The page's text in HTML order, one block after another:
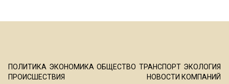
ПОЛИТИКА ЭКОНОМИКА ОБЩЕСТВО ТРАНСПОРТ ЭКОЛОГИЯ
ПРОИСШЕСТВИЯ
НОВОСТИ КОМПАНИЙ